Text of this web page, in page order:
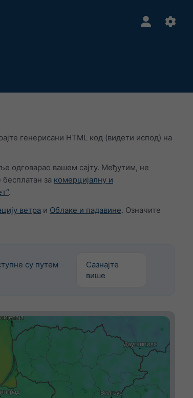
генерисани HTML код (видети испод) на
одговарао вашем сајту. Међутим, не
за комерцијалну и
.
ветра и Облаке и падавине. Означите
су путем
Сазнајте
више